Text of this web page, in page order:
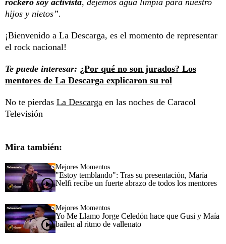
hijos y nietos”.
¡Bienvenido a La Descarga, es el momento de representar
el rock nacional!
Te puede interesar: ¿Por qué no son jurados? Los
mentores de La Descarga explicaron su rol
No te pierdas La Descarga en las noches de Caracol
Televisión
Mira también:
Mejores Momentos
"Estoy temblando": Tras su presentación, María
Nelfi recibe un fuerte abrazo de todos los mentores
Mejores Momentos
Yo Me Llamo Jorge Celedón hace que Gusi y Maía
bailen al ritmo de vallenato